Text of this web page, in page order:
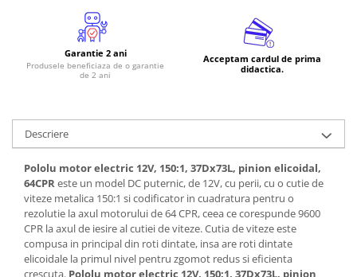
Conectori
Componente
Butoane, Tastaturi
Condensatoare
Generale
LED
Microcontrollere AVR
Garantie 2 ani
Produsele beneficiaza de o garantie
de 2 ani
Acceptam cardul de prima
didactica.
Descriere
Pololu motor electric 12V, 150:1, 37Dx73L, pinion elicoidal,
64CPR este un model DC puternic, de 12V, cu perii, cu o cutie de
viteze metalica 150:1 si codificator in cuadratura pentru o
rezolutie la axul motorului de 64 CPR, ceea ce corespunde 9600
CPR la axul de iesire al cutiei de viteze. Cutia de viteze este
compusa in principal din roti dintate, insa are roti dintate
elicoidale la primul nivel pentru zgomot redus si eficienta
crescuta. Pololu motor electric 12V, 150:1, 37Dx73L, pinion